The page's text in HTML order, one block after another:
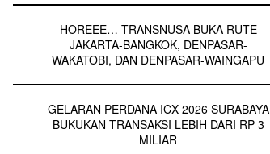
HOREEE… TRANSNUSA BUKA RUTE
JAKARTA-BANGKOK, DENPASAR-
WAKATOBI, DAN DENPASAR-WAINGAPU
GELARAN PERDANA ICX 2026 SURABAYA
BUKUKAN TRANSAKSI LEBIH DARI RP 3
MILIAR